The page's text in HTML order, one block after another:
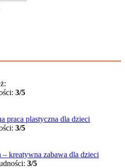
3/5
praca plastyczna dla dzieci
3/5
kreatywna zabawa dla dzieci
3/5